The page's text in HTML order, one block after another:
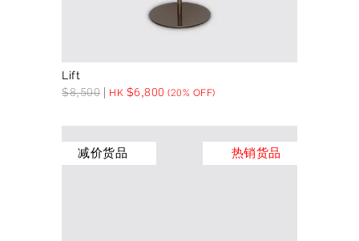
Lift
$8,500 HK $6,800 (20% OFF)
减价货品 热销货品